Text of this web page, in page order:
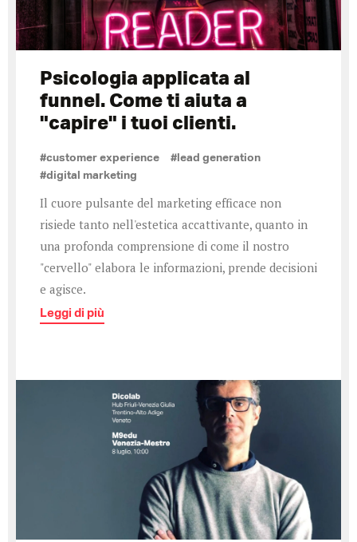
Psicologia applicata al
funnel. Come ti aiuta a
"capire" i tuoi clienti.
#customer experience #lead generation
#digital marketing
Il cuore pulsante del marketing efficace non
risiede tanto nell'estetica accattivante, quanto in
una profonda comprensione di come il nostro
"cervello" elabora le informazioni, prende decisioni
e agisce.
Leggi di più